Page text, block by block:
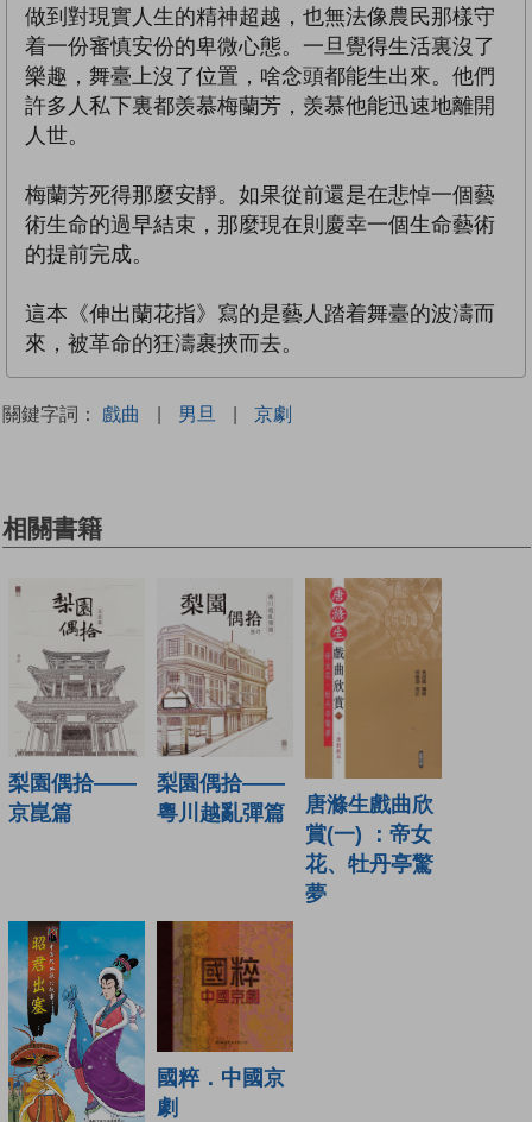
做到對現實人生的精神超越，也無法像農民那樣守
着一份審慎安份的卑微心態。一旦覺得生活裏沒了
樂趣，舞臺上沒了位置，啥念頭都能生出來。他們
許多人私下裏都羡慕梅蘭芳，羡慕他能迅速地離開
人世。
梅蘭芳死得那麼安靜。如果從前還是在悲悼一個藝
術生命的過早結束，那麼現在則慶幸一個生命藝術
的提前完成。
這本《伸出蘭花指》寫的是藝人踏着舞臺的波濤而
來，被革命的狂濤裹挾而去。
關鍵字詞： 戲曲 | 男旦 | 京劇
相關書籍
梨園偶拾——
京崑篇
梨園偶拾——
粵川越亂彈篇
唐滌生戲曲欣
賞(一) ：帝女
花、牡丹亭驚
夢
國粹．中國京
劇